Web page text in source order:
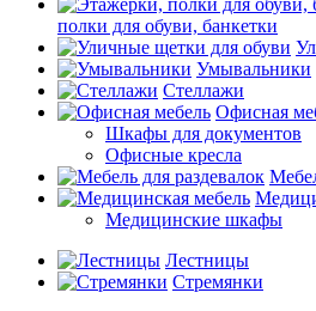
полки для обуви, банкетки
Умывальники
Стеллажи
Офисная
Шкафы для документов
Офисные кресла
Медицинские шкафы
Лестницы
Стремянки